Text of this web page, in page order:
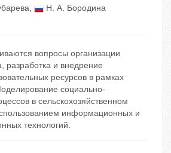
,
Н. А. Бородина
вопросы организации
разработка и внедрение
ресурсов в рамках
социально-
в сельскохозяйственном
информационных и
технологий.